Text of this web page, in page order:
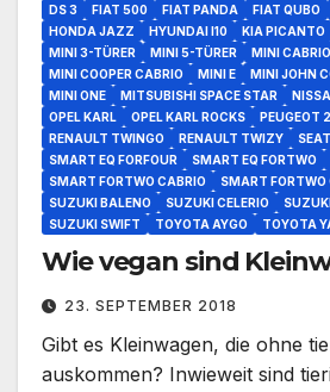
DS 3
FIAT 500 FIAT PANDA FIAT QUBO
HONDA JAZZ
HYUNDAI I10 KIA PICANTO
MINI 3-TÜRER
MINI 5-TÜRER MINI CABRIO
MINI COOPER CABRIO
MINI E
MINI JOHN
MINI ONE
MITSUBISHI SPACE STAR
OPEL KARL
OPEL KARL ROCKS PEUGEOT
RENAULT TWINGO
RENAULT TWIZY
SMART EQ FORFOUR
SMART EQ FORTWO
SMART FORTWO CABRIO
SMART FORTWO
SUZUKI BALENO
SUZUKI CELERIO
SUZUKI SWIFT
TOYOTA AYGO TOYOTA
Wie vegan sind
23. SEPTEMBER 2018
Gibt es Kleinwagen, die ohne
auskommen? Inwieweit sind